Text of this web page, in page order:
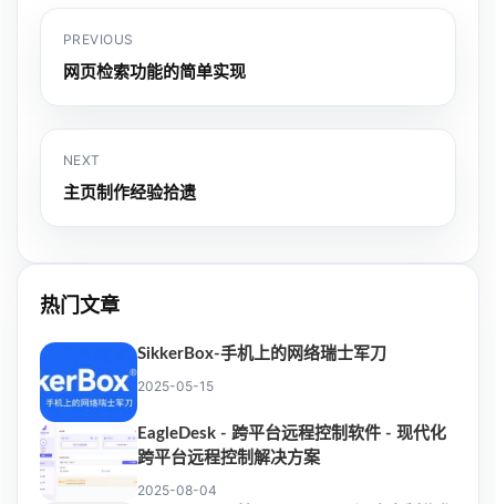
PREVIOUS
网页检索功能的简单实现
NEXT
主页制作经验拾遗
热门文章
SikkerBox-手机上的网络瑞士军刀
2025-05-15
EagleDesk - 跨平台远程控制软件 - 现代化
跨平台远程控制解决方案
2025-08-04